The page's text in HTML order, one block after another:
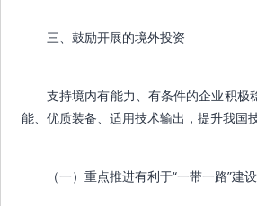
三、鼓励开展的境外投资
支持境内有能力、有条件的企业积极
能、优质装备、适用技术输出，提升我国
（一）重点推进有利于“一带一路”